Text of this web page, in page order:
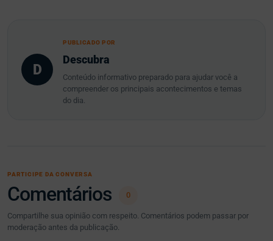
D
PUBLICADO POR
Descubra
Conteúdo informativo preparado para ajudar você a
compreender os principais acontecimentos e temas
do dia.
PARTICIPE DA CONVERSA
Comentários 0
Compartilhe sua opinião com respeito. Comentários podem passar por
moderação antes da publicação.